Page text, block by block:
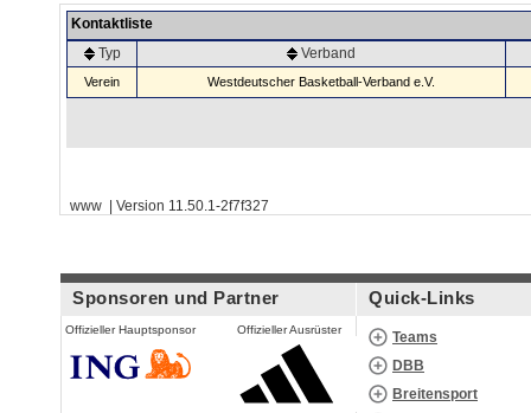
Kontaktliste
Typ
Verband
Verein Westdeutscher Basketball-Verband e.V.
www | Version 11.50.1-2f7f327
Sponsoren und Partner
Offizieller Hauptsponsor Offizieller Ausrüster
Quick-Links
Teams
DBB
Breitensport